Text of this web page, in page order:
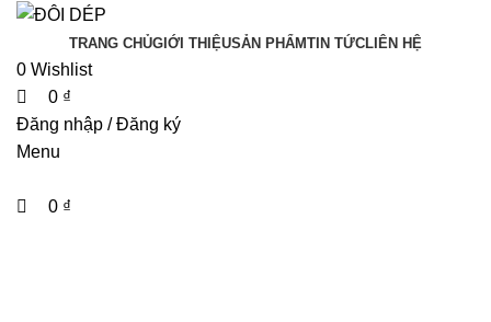
TRANG CHỦGIỚI THIỆUSẢN PHẨMTIN TỨCLIÊN HỆ
0 Wishlist
0 ₫
Đăng nhập / Đăng ký
Menu
0 ₫